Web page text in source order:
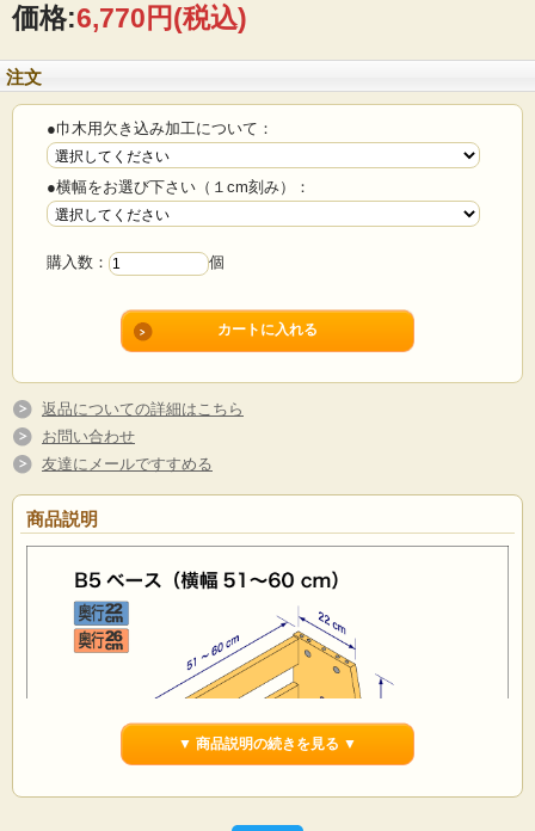
価格:6,770円(税込)
注文
●巾木用欠き込み加工について：
●横幅をお選び下さい（１cm刻み）：
購入数： 個
返品についての詳細はこちら
お問い合わせ
友達にメールですすめる
商品説明
▼ 商品説明の続きを見る ▼